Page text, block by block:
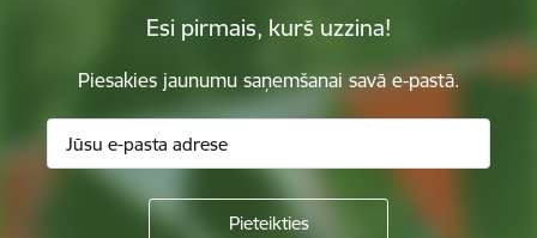
Esi pirmais, kurš uzzina!
Piesakies jaunumu saņemšanai savā e-pastā.